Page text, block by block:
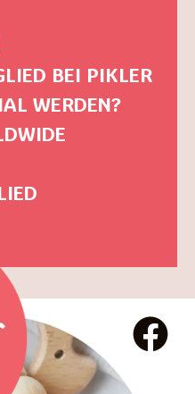
BEI PIKLER
WERDEN?